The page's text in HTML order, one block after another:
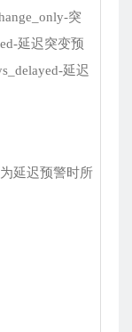
突
延迟突变预
延迟
延迟预警时所